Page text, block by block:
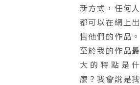
新方式，任何人
都可以在網上出
售他們的作品。
至於我的作品最
大的特點是什
麼？我會說是我